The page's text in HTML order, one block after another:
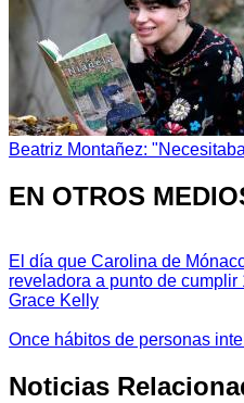
Beatriz Montañez:
EN OTROS
El día que Carolina de
reveladora a punto de
Grace Kelly
Once hábitos de personas
Noticias